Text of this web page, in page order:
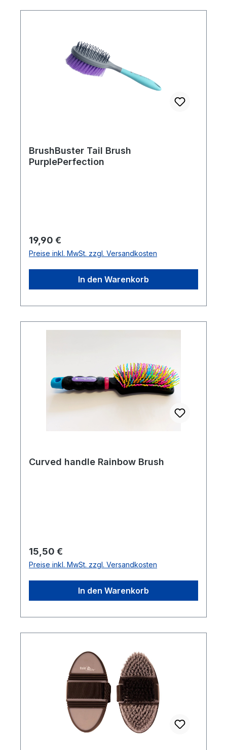
BrushBuster Tail Brush
PurplePerfection
Regulärer Preis:
19,90 €
Preise inkl. MwSt. zzgl. Versandkosten
In den Warenkorb
Curved handle Rainbow Brush
Regulärer Preis:
15,50 €
Preise inkl. MwSt. zzgl. Versandkosten
In den Warenkorb